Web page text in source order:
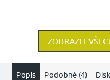
ZOBRAZIT
Popis Podobné (4)